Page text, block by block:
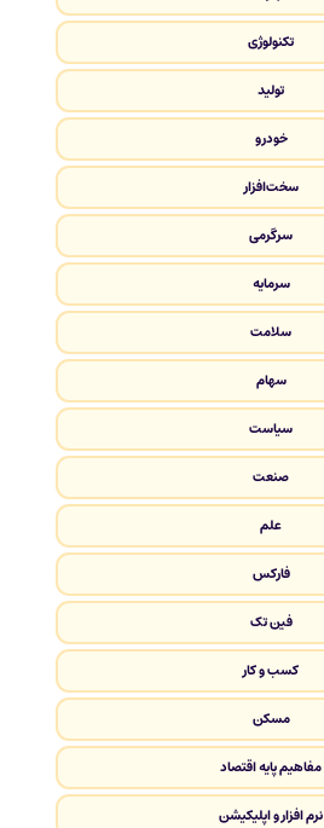
تکنولوژی
تولید
خودرو
سخت‌افزار
سرگرمی
سرمایه
سلامت
سهام
سیاست
صنعت
علم
فارکس
فین تک
کسب و کار
مسکن
مفاهیم پایه اقتصاد
نرم افزار و اپلیکیشن